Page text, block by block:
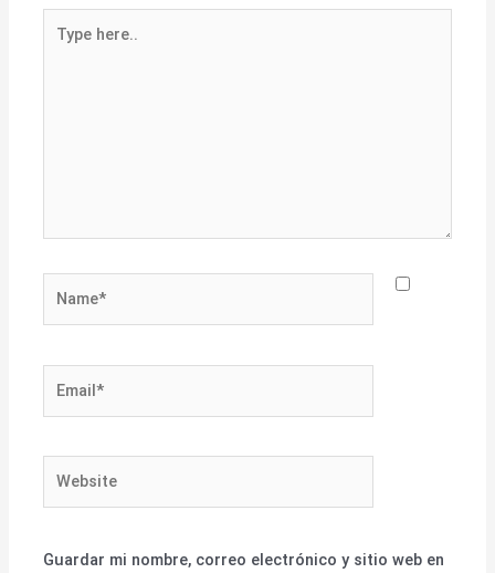
here..
Guardar mi nombre, correo electrónico y sitio web en